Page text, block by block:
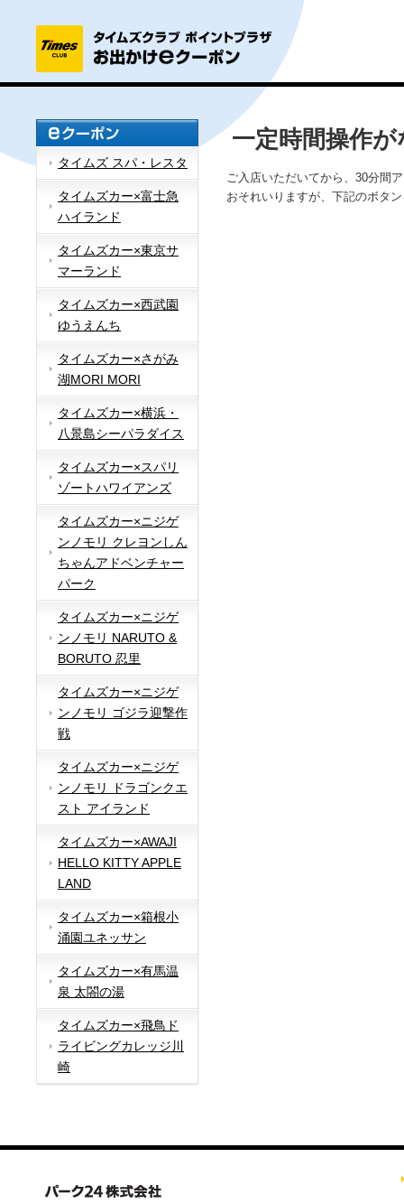
タイムズ スパ・レスタ
タイムズカー×富士急
ハイランド
タイムズカー×東京サ
マーランド
タイムズカー×西武園
ゆうえんち
タイムズカー×さがみ
湖MORI MORI
タイムズカー×横浜・
八景島シーパラダイス
タイムズカー×スパリ
ゾートハワイアンズ
タイムズカー×ニジゲ
ンノモリ クレヨンしん
ちゃんアドベンチャー
パーク
タイムズカー×ニジゲ
ンノモリ NARUTO &
BORUTO 忍里
タイムズカー×ニジゲ
ンノモリ ゴジラ迎撃作
戦
タイムズカー×ニジゲ
ンノモリ ドラゴンクエ
スト アイランド
タイムズカー×AWAJI
HELLO KITTY APPLE
LAND
タイムズカー×箱根小
涌園ユネッサン
タイムズカー×有馬温
泉 太閤の湯
タイムズカー×飛鳥ド
ライビングカレッジ川
崎
一定時間操作
ご入店いただいてから、30分間
おそれいりますが、下記のボタ